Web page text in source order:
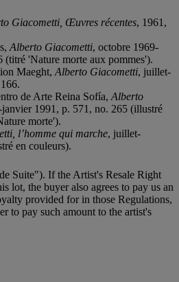
Giacometti, Œuvres récentes, 1961,
Alberto Giacometti, octobre 1969-
'Nature morte aux pommes').
Maeght, Alberto Giacometti, juillet-
de Arte Reina Sofía, Alberto
1991, p. 571, no. 265 (illustré
morte').
l’homme qui marche, juillet-
en couleurs).
Suite"). If the Artist's Resale Right
lot, the buyer also agrees to pay us an
provided for in those Regulations,
to pay such amount to the artist's